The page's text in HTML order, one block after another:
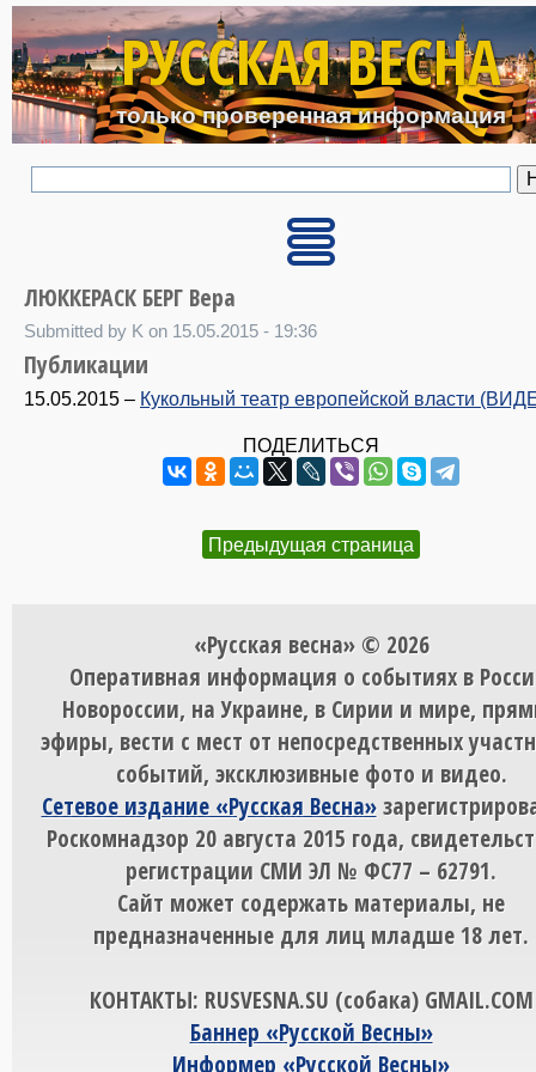
Перейти к основному
РУССКАЯ ВЕСНА
только проверенная информация
ЛЮККЕРАСК БЕРГ Вера
Submitted by K on 15.05.2015 - 19:36
Публикации
15.05.2015 – Кукольный театр европейской власти
ПОДЕЛИТЬСЯ
Предыдущая страница
«Русская весна» © 2026
Оперативная информация о событиях в
Новороссии, на Украине, в Сирии и мире,
эфиры, вести с мест от непосредственных
событий, эксклюзивные фото и видео.
Сетевое издание «Русская Весна»
Роскомнадзор 20 августа 2015 года,
регистрации СМИ ЭЛ № ФС77 – 62791.
Сайт может содержать материалы, не
предназначенные для лиц младше 18 лет.
КОНТАКТЫ: RUSVESNA.SU (собака) GMAIL.COM
Баннер «Русской Весны»
Информер «Русской Весны»